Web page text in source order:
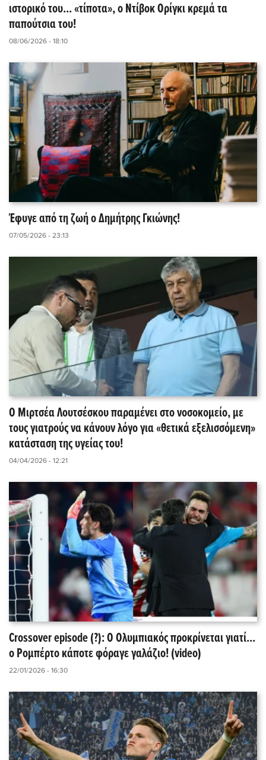
ιστορικό του... «τίποτα», ο Ντίβοκ Ορίγκι κρεμά τα
παπούτσια του!
08/06/2026 - 18:10
Έφυγε από τη ζωή ο Δημήτρης Γκιώνης!
07/05/2026 - 23:13
Ο Μιρτσέα Λουτσέσκου παραμένει στο νοσοκομείο, με
τους γιατρούς να κάνουν λόγο για «θετικά εξελισσόμενη»
κατάσταση της υγείας του!
04/04/2026 - 12:21
Crossover episode (?): Ο Ολυμπιακός προκρίνεται γιατί...
ο Ρομπέρτο κάποτε φόραγε γαλάζιο! (video)
22/01/2026 - 16:30